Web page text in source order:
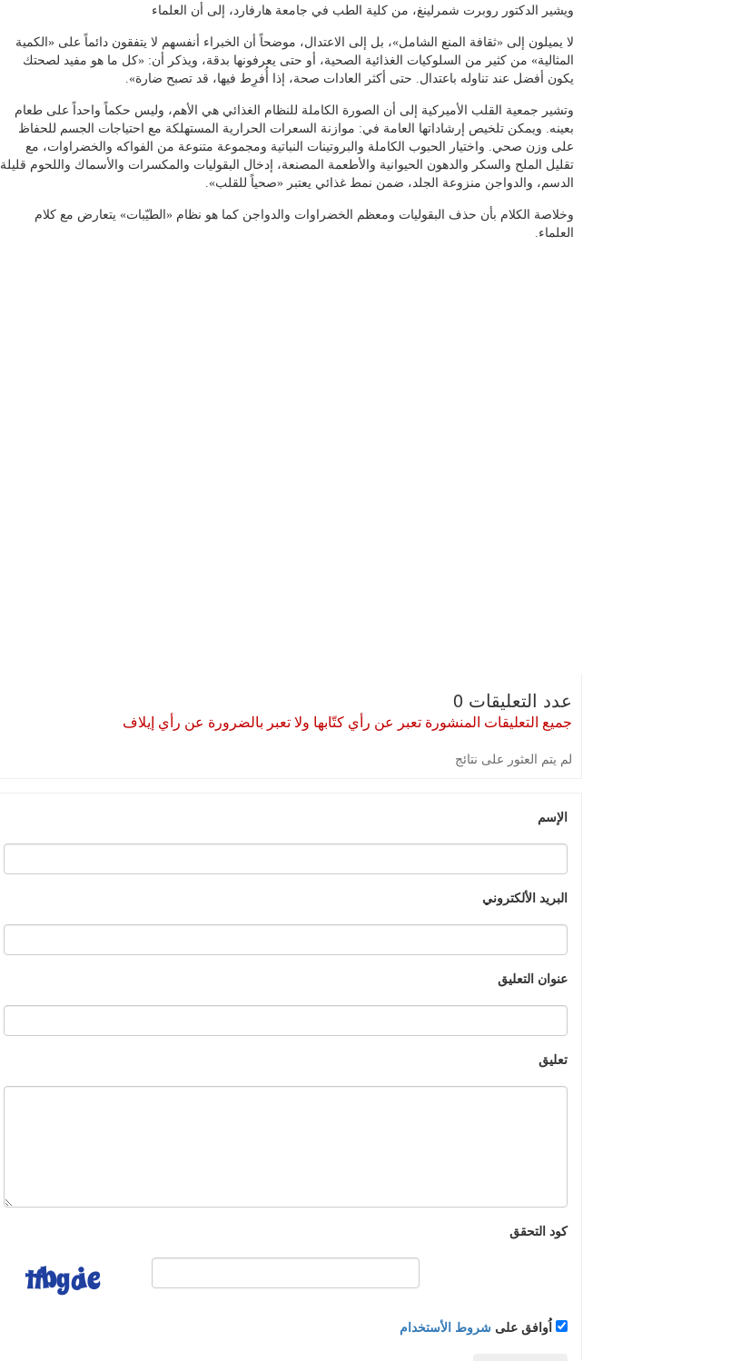
ويشير الدكتور روبرت شمرلينغ، من كلية الطب في جامعة هارفارد، إلى أن العلماء
لا يميلون إلى «ثقافة المنع الشامل»، بل إلى الاعتدال، موضحاً أن الخبراء أنفسهم لا يتفقون دائماً على «الكمية
المثالية» من كثير من السلوكيات الغذائية الصحية، أو حتى يعرفونها بدقة، ويذكر أن: «كل ما هو مفيد لصحتك
يكون أفضل عند تناوله باعتدال. حتى أكثر العادات صحة، إذا أُفرِط فيها، قد تصبح ضارة».
وتشير جمعية القلب الأميركية إلى أن الصورة الكاملة للنظام الغذائي هي الأهم، وليس حكماً واحداً على طعام
بعينه. ويمكن تلخيص إرشاداتها العامة في: موازنة السعرات الحرارية المستهلكة مع احتياجات الجسم للحفاظ
على وزن صحي. واختيار الحبوب الكاملة والبروتينات النباتية ومجموعة متنوعة من الفواكه والخضراوات، مع
تقليل الملح والسكر والدهون الحيوانية والأطعمة المصنعة، إدخال البقوليات والمكسرات والأسماك واللحوم قليلة
الدسم، والدواجن منزوعة الجلد، ضمن نمط غذائي يعتبر «صحياً للقلب».
وخلاصة الكلام بأن حذف البقوليات ومعظم الخضراوات والدواجن كما هو نظام «الطيّبات» يتعارض مع كلام
العلماء.
عدد التعليقات 0
جميع التعليقات المنشورة تعبر عن رأي كتّابها ولا تعبر بالضرورة عن رأي إيلاف
لم يتم العثور على نتائج
الإسم
البريد الألكتروني
عنوان التعليق
تعليق
كود التحقق
اُوافق على شروط الأستخدام